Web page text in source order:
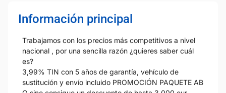
Información principal
Trabajamos con los precios más competitivos a nivel
nacional , por una sencilla razón ¿quieres saber cuál
es?
3,99% TIN con 5 años de garantía, vehículo de
sustitución y envío incluido PROMOCIÓN PAQUETE AB